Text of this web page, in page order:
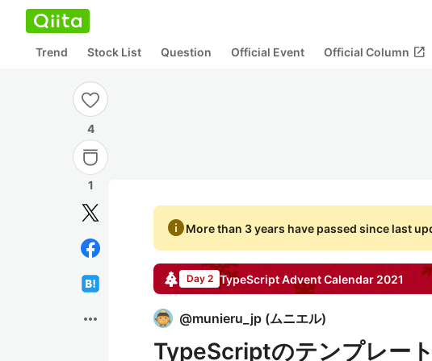
Trend Stock List Question Official Event Official Column open_in_new
4
1
more_horiz
infoMore than 3 years have passed since last
Day 2 TypeScriptAdvent Calendar 2021
@munieru_jp (ムニエル)
TypeScriptのテンプレー